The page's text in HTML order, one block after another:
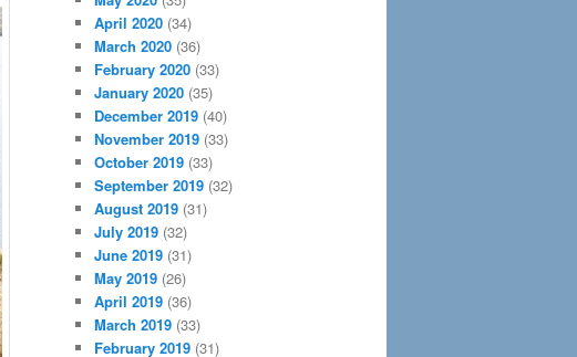
April 2020 (34)
March 2020 (36)
February 2020 (33)
January 2020 (35)
December 2019 (40)
November 2019 (33)
October 2019 (33)
September 2019 (32)
August 2019 (31)
July 2019 (32)
June 2019 (31)
May 2019 (26)
April 2019 (36)
March 2019 (33)
February 2019 (31)